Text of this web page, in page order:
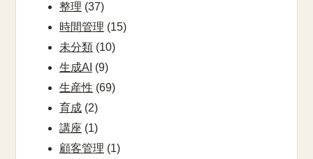
整理 (37)
時間管理 (15)
未分類 (10)
生成AI (9)
生産性 (69)
育成 (2)
講座 (1)
顧客管理 (1)